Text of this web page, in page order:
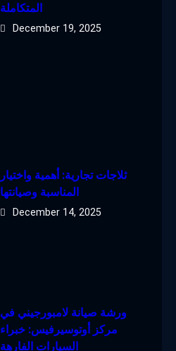
المتكاملة
December 19, 2025
ثلاجات تجارية: أهمية واختيار
المناسبة وصيانتها
December 14, 2025
ورشة صيانة لامبورجيني في
مركز أوتوسيرفيس: خبراء
السيارات الفارهة